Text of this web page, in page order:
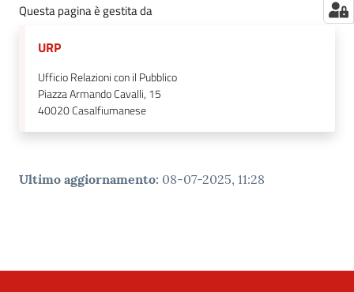
Questa pagina è gestita da
URP
Ufficio Relazioni con il Pubblico
Piazza Armando Cavalli, 15
40020Casalfiumanese
Ultimo aggiornamento: 08-07-2025, 11:28